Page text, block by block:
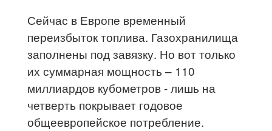
Сейчас в Европе временный
переизбыток топлива. Газохранилища
заполнены под завязку. Но вот только
их суммарная мощность – 110
миллиардов кубометров - лишь на
четверть покрывает годовое
общеевропейское потребление.